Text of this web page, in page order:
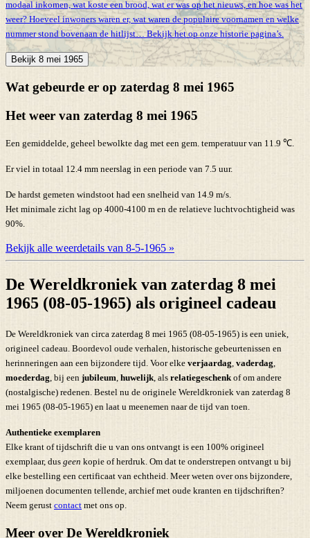
modaal inkomen, wat koste een brood, wat er was op het nieuws, en hoe was het
weer? Hoeveel inwoners waren er, wat waren de populaire voornamen en welke
nummer stond bovenaan de hitlijst… Bekijk het op onze historie pagina’s.
Bekijk 8 mei 1965
Wat gebeurde er op zaterdag 8 mei 1965
Het weer van zaterdag 8 mei 1965
Een gemiddelde, geheel bewolkte dag met een gem. temperatuur van 11.9 ℃.
Er viel in totaal 12.4 mm neerslag in een periode van 7.5 uur.
De hardst gemeten windstoot had een snelheid van 14.9 m/s.
Het minimale zicht lag op 4000-4100 m en de relatieve luchtvochtigheid was
90%.
Bekijk alle weerdetails van 8-5-1965 »
De Wereldkroniek van zaterdag 8 mei
1965 (08-05-1965) als origineel cadeau
De Wereldkroniek van circa zaterdag 8 mei 1965 (08-05-1965) is een uniek,
origineel cadeau. Boordevol oude verhalen, historische gebeurtenissen en
herinneringen aan een bijzondere tijd. Voor elke verjaardag, vaderdag,
moederdag, bij een jubileum, huwelijk, als relatiegeschenkof om andere
(nostalgische) redenen. Bestel nu de originele Wereldkroniek van zaterdag 8
mei 1965 (08-05-1965) en laat u meenemen naar de tijd van toen.
Authentieke exemplaren
Elke krant of tijdschrift die u van ons ontvangt is een 100% origineel
exemplaar, dus geen kopie of herdruk. Om dat te onderstrepen ontvangt u bij
elke bestelling een certificaat van echtheid. Meer weten over ons bijzondere,
miljoenen documenten tellende, archief met oude kranten en tijdschriften?
Neem gerust contact met ons op.
Meer over De Wereldkroniek